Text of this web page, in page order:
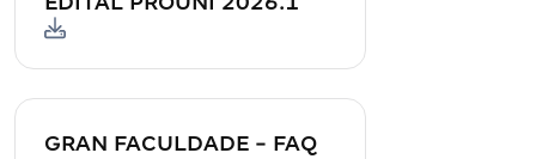
GRAN FACULDADE - FAQ